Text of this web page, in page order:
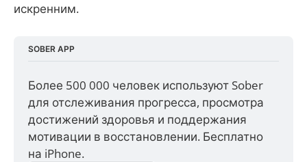
искренним.
SOBER APP
Более 500 000 человек используют Sober
для отслеживания прогресса, просмотра
достижений здоровья и поддержания
мотивации в восстановлении. Бесплатно
на iPhone.